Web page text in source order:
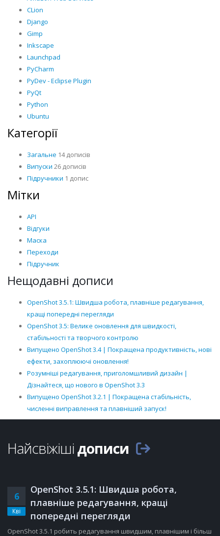
CLion
Django
Gimp
Inkscape
Launchpad
PyCharm
PyDev - Eclipse Plugin
PyQt
Python
Ubuntu
Категорії
Загальне 14 дописів
Випуски 26 дописів
Підручники 1 допис
Мітки
API
Відгуки
Маска
Переходи
Підручник
Нещодавні дописи
OpenShot 3.5.1: Швидша робота, плавніше редагування,
кращі попередні перегляди
OpenShot 3.5: Велике оновлення для швидкості,
стабільності та творчого контролю
Випущено OpenShot 3.4 | Покращена продуктивність, нові
ефекти, захоплюючі оновлення!
Розумніші редагування, приголомшливий дизайн |
Дізнайтеся, що нового в OpenShot 3.3
Випущено OpenShot 3.2.1 | Покращена стабільність,
численні виправлення та плавніший запуск!
Найсвіжішідописи
6
Кві
OpenShot 3.5.1: Швидша робота,
плавніше редагування, кращі
попередні перегляди
OpenShot 3.5.1 робить редагування швидшим, плавнішим і більш